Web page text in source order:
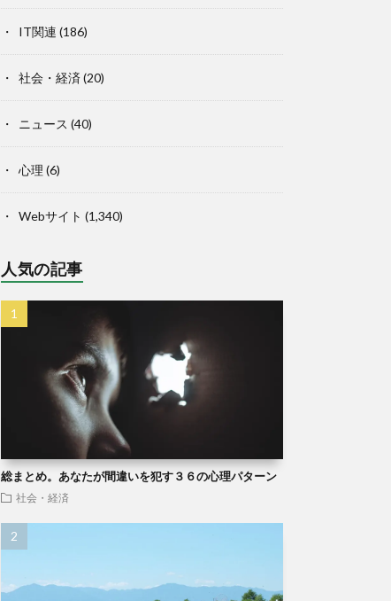
IT関連 (186)
社会・経済(20)
ニュース (40)
心理 (6)
Webサイト (1,340)
人気の記事
総まとめ。あなたが間違いを犯す３６の心理パターン
社会・経済